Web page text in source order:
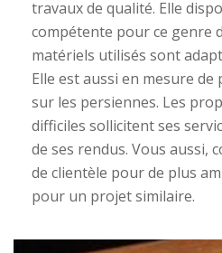
travaux de qualité. Elle
compétente pour ce genre
matériels utilisés sont
Elle est aussi en mesure
sur les persiennes. Les
difficiles sollicitent ses
de ses rendus. Vous aussi,
de clientèle pour de plus
pour un projet similaire.